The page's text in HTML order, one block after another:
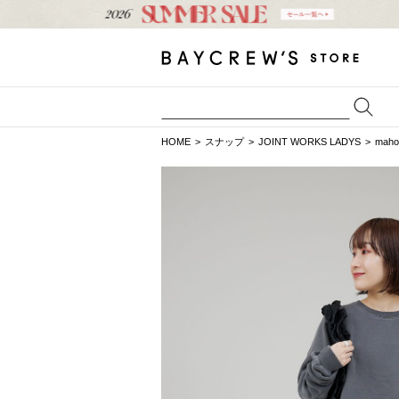
HOME スナップ JOINT WORKS LADYS